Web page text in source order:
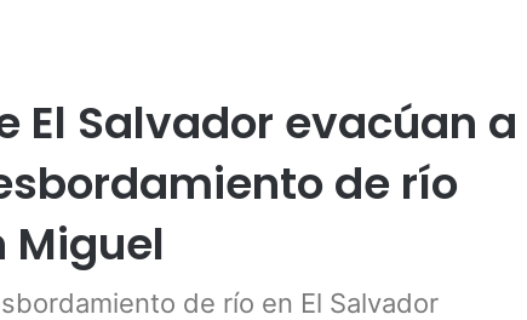
El Salvador evacúan a
de río
Miguel
de río en El Salvador